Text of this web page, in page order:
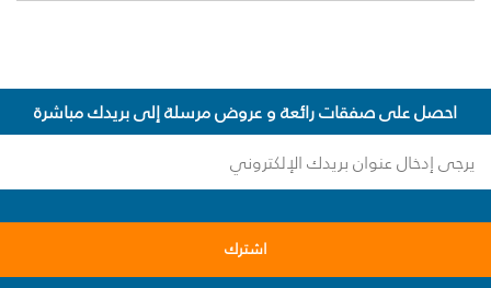
احصل على صفقات رائعة و عروض مرسلة إلى بريدك مباشرة
اشترك